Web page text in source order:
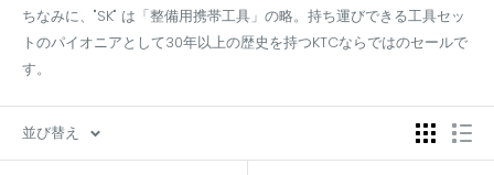
ちなみに、"SK" は「整備用携帯工具」の略。持ち運びできる工具セッ
トのパイオニアとして30年以上の歴史を持つKTCならではのセールで
す。
並び替え